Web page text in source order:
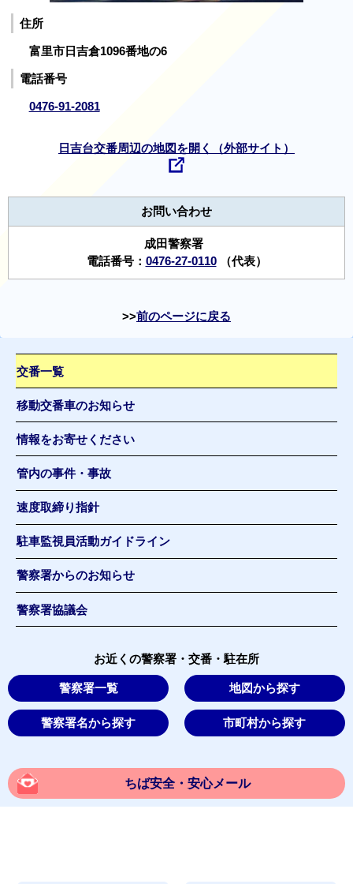
住所
富里市日吉倉1096番地の6
電話番号
0476-91-2081
日吉台交番周辺の地図を開く（外部サイト）
お問い合わせ
成田警察署
電話番号： 0476-27-0110（代表）
前のページに戻る
交番一覧
移動交番車のお知らせ
情報をお寄せください
管内の事件・事故
速度取締り指針
駐車監視員活動ガイドライン
警察署からのお知らせ
警察署協議会
お近くの警察署・交番・駐在所
警察署一覧 地図から探す
警察署名から探す 市町村から探す
ちば安全・安心メール